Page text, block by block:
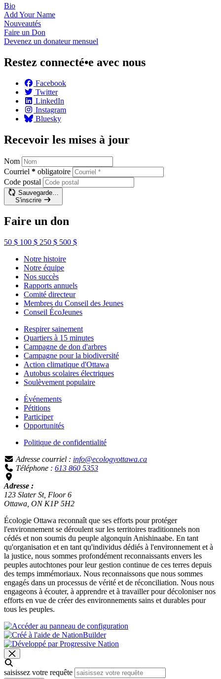
Bio
Add YourName
Nouveautés
Faire un Don
Devenez un donateurmensuel
Restez connecté•e avec nous
Facebook
Twitter
LinkedIn
Instagram
Bluesky
Recevoir les mises à jour
Nom
Courriel * obligatoire
Code postal
Sauvegarde…
S'inscrire
Faire un don
50 $ 100 $ 250 $ 500 $
Notre histoire
Notre équipe
Nos succès
Rapports annuels
Comité directeur
Membres du Conseil des Jeunes
Conseil ÉcoJeunes
Respirer sainement
Quartiers à 15 minutes
Campagne de don d'arbres
Campagne pour la biodiversité
Action climatique d'Ottawa
Autobus scolaires électriques
Soulèvement populaire
Événements
Pétitions
Participer
Opportunités
Politique de confidentialité
Adresse courriel : info@ecologyottawa.ca
Téléphone : 613 860 5353
Adresse :
123 Slater St, Floor 6
Ottawa, ON K1P 5H2
Écologie Ottawa reconnaît que ses efforts pour protéger
l'environnement se déroulent sur les territoires traditionnels non
cédés et non soumis du peuple algonquin Anishinaabe. En tant
qu'organisation et en tant qu'individus dédiés à l'environnement et à
la justice, nous sommes profondément reconnaissants envers les
peuples autochtones pour leur gestion continue de ces terres depuis
des temps immémoriaux. Nous reconnaissons que nous sommes
engagés dans un processus de vérité et de réconciliation. Nous nous
engageons à écouter, à apprendre et à travailler pour décoloniser nos
efforts en vue de créer des environnements sains et durables pour
tous les peuples.
saisissez votre requête